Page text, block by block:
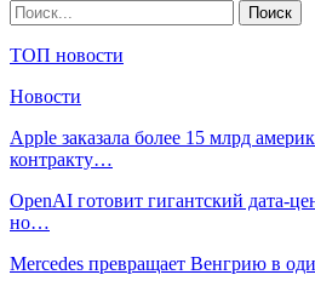
ТОП новости
Новости
Apple заказала более 15 млрд
контракту…
OpenAI готовит гигантский дата-
но…
Mercedes превращает Венгрию в